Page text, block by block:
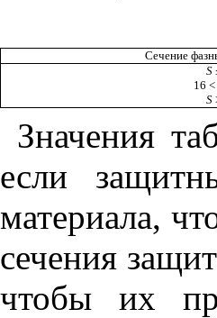
Сечение
S
16 <
S
Значения
если
материала,
сечения
чтобы их